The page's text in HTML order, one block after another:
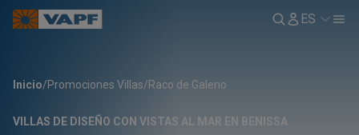
ES
Inicio/Promociones Villas/Raco de Galeno
VILLAS DE DISEÑO CON VISTAS AL MAR EN BENISSA